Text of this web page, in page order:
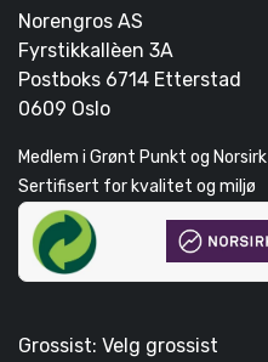
Norengros AS
Fyrstikkallèen 3A
Postboks 6714 Etterstad
0609 Oslo
Medlem i Grønt Punkt og Norsirk
Sertifisert for kvalitet og miljø
Grossist: Velg grossist